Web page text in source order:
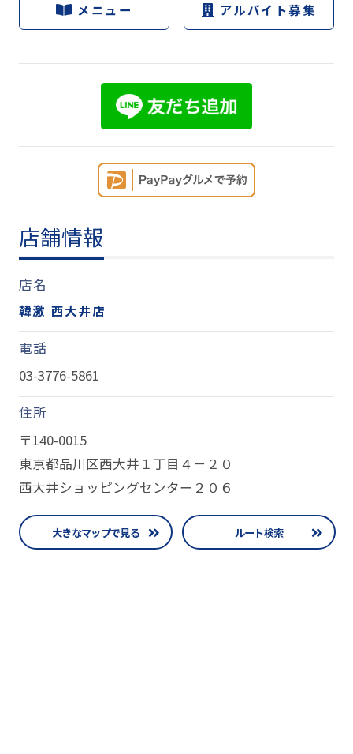
メニュー アルバイト募集
店舗情報
店名
韓激 西大井店
電話
03-3776-5861
住所
〒140-0015
東京都品川区西大井１丁目４－２０
西大井ショッピングセンター２０６
大きなマップで見る ルート検索